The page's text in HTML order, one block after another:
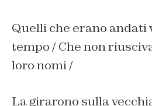
Quelli che erano andati
tempo / Che non
loro nomi /
La girarono sulla